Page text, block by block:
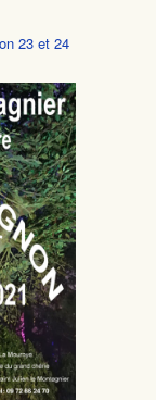
23 et 24